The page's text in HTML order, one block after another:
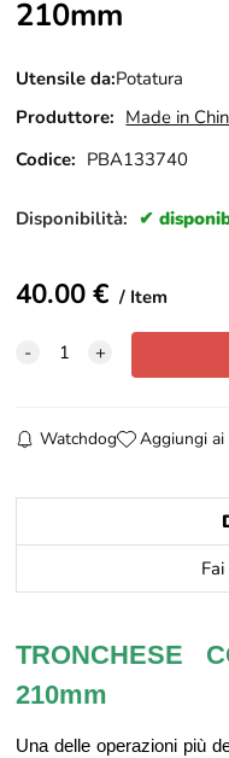
210mm
Utensile da:Potatura
Produttore: Made in
Codice: PBA133740
Disponibilità:
40.00€ Item
Watchdog Aggiungi
TRONCHESE
210mm
Una delle operazioni più